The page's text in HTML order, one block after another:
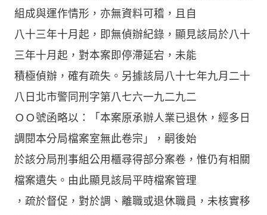
組成與運作情形，亦無資料可稽，且自
八十三年十月起，即無偵辦紀錄，顯見該局於八十
三年十月起，對本案即停滯延宕，未能
積極偵辦，確有疏失。另據該局八十七年九月二十
八日北市警同刑字第八七六一九二九二
ＯＯ號函略以：「本案原承辦人業已退休，經多日
調閱本分局檔案室無此卷宗」，嗣後始
於該分局刑事組公用櫃尋得部分案卷，惟仍有相關
檔案遺失。由此顯見該局平時檔案管理
，疏於督促，對於調、離職或退休職員，未核實移